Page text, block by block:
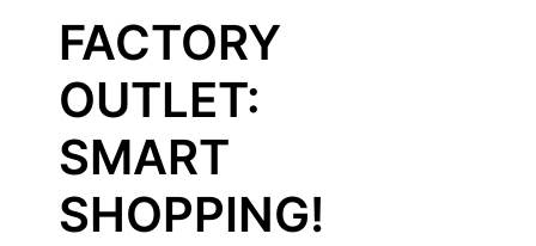
FACTORY
OUTLET:
SMART
SHOPPING!